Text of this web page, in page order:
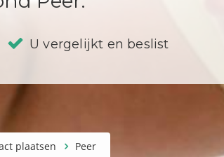
U vergelijkt en beslist
plaatsen Peer